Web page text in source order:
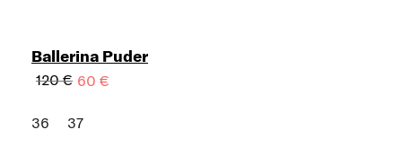
Ballerina Puder
120 € 60 €
36 37